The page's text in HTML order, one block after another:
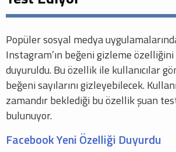
Popüler sosyal medya
Instagram’ın beğeni gizleme
duyuruldu. Bu özellik ile kullanıcılar
beğeni sayılarını gizleyebilecek.
zamandır beklediği bu özellik şuan
bulunuyor.
Facebook Yeni Özelliği Duyurdu